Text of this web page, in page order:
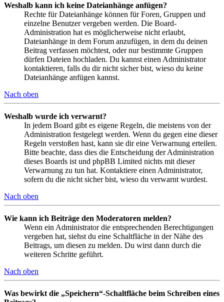
Weshalb kann ich keine Dateianhänge anfügen?
Rechte für Dateianhänge können für Foren, Gruppen und
einzelne Benutzer vergeben werden. Die Board-
Administration hat es möglicherweise nicht erlaubt,
Dateianhänge in dem Forum anzufügen, in dem du deinen
Beitrag verfassen möchtest, oder nur bestimmte Gruppen
dürfen Dateien hochladen. Du kannst einen Administrator
kontaktieren, falls du dir nicht sicher bist, wieso du keine
Dateianhänge anfügen kannst.
Nach oben
Weshalb wurde ich verwarnt?
In jedem Board gibt es eigene Regeln, die meistens von der
Administration festgelegt werden. Wenn du gegen eine dieser
Regeln verstoßen hast, kann sie dir eine Verwarnung erteilen.
Bitte beachte, dass dies die Entscheidung der Administration
dieses Boards ist und phpBB Limited nichts mit dieser
Verwarnung zu tun hat. Kontaktiere einen Administrator,
sofern du die nicht sicher bist, wieso du verwarnt wurdest.
Nach oben
Wie kann ich Beiträge den Moderatoren melden?
Wenn ein Administrator die entsprechenden Berechtigungen
vergeben hat, siehst du eine Schaltfläche in der Nähe des
Beitrags, um diesen zu melden. Du wirst dann durch die
weiteren Schritte geführt.
Nach oben
Was bewirkt die „Speichern“-Schaltfläche beim Schreiben eines